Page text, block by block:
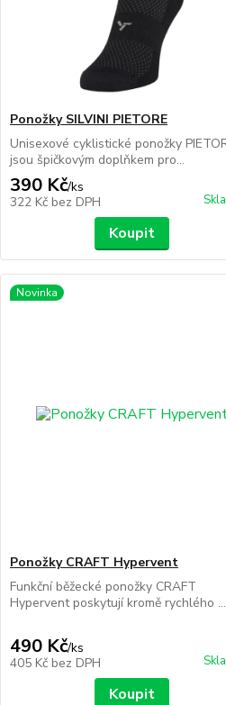
Ponožky SILVINI PIETORE
Unisexové cyklistické ponožky
jsou špičkovým doplňkem pro...
390 Kč/ks
322 Kč bez DPH
Koupit
Novinka
Ponožky CRAFT Hypervent
Funkční běžecké ponožky CRAFT
Hypervent poskytují kromě rychlého ...
490 Kč/ks
405 Kč bez DPH
Koupit